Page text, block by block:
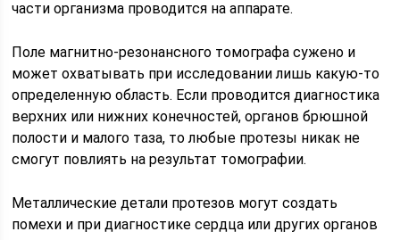
части организма проводится на аппарате.
Поле магнитно-резонансного томографа сужено и
может охватывать при исследовании лишь какую-то
определенную область. Если проводится диагностика
верхних или нижних конечностей, органов брюшной
полости и малого таза, то любые протезы никак не
смогут повлиять на результат томографии.
Металлические детали протезов могут создать
помехи и при диагностике сердца или других органов